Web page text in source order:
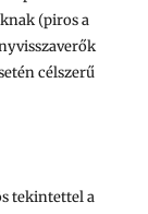
(piros a
célszerű
tekintettel a